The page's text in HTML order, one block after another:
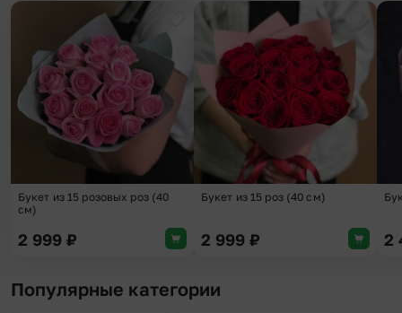
Добавить в избранное
Букет из 15 розовых роз (40
см)
2 999 ₽
Букет из 15 роз (40 см)
2 999 ₽ 2
Популярные категории